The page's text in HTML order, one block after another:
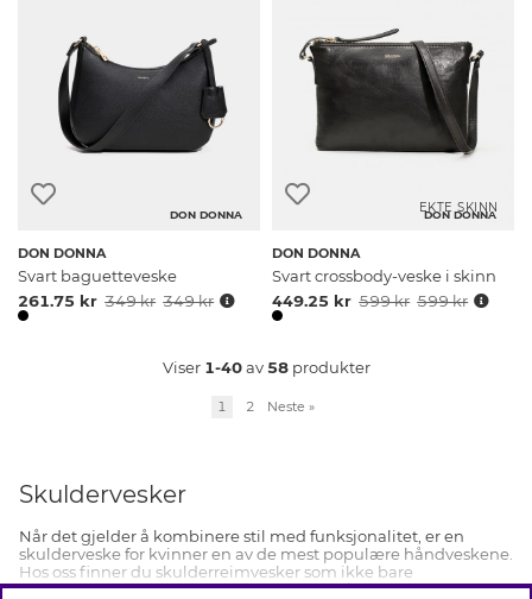
DON DONNA
DON DONNA
Svart baguetteveske
261.75 kr 349 kr 349 kr
DON DONNA
EKTE SKINN
DON DONNA
Svart crossbody-veske i skinn
449.25 kr 599 kr 599 kr
Viser 1-40av 58produkter
1 2 Neste »
Skuldervesker
Når det gjelder å kombinere stil med funksjonalitet, er en
skulderveske for kvinner en av de mest populære håndveskene.
Hos oss finner du skulderreimvesker som ikke bare
kompletterer antrekket ditt, men som også møter dine daglige